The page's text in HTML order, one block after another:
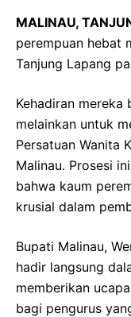
MALINAU,
perempuan hebat
Tanjung Lapang
Kehadiran mereka
melainkan untuk
Persatuan Wanita
Malinau. Prosesi
bahwa kaum
krusial dalam
Bupati Malinau,
hadir langsung
memberikan
bagi pengurus